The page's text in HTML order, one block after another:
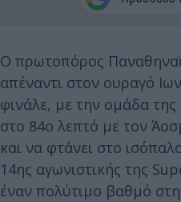
Ο πρωτοπόρος
απέναντι στον ουραγό
φινάλε, με την ομάδα της
στο 84ο λεπτό με τον
και να φτάνει στο
14ης αγωνιστικής της
έναν πολύτιμο βαθμό